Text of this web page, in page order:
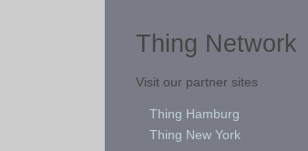
Thing Network
Visit our partner sites
Thing Hamburg
Thing New York